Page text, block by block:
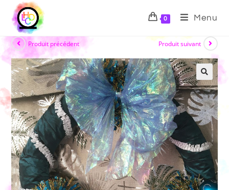
0 Menu
Produit précédent Produit suivant
🔍